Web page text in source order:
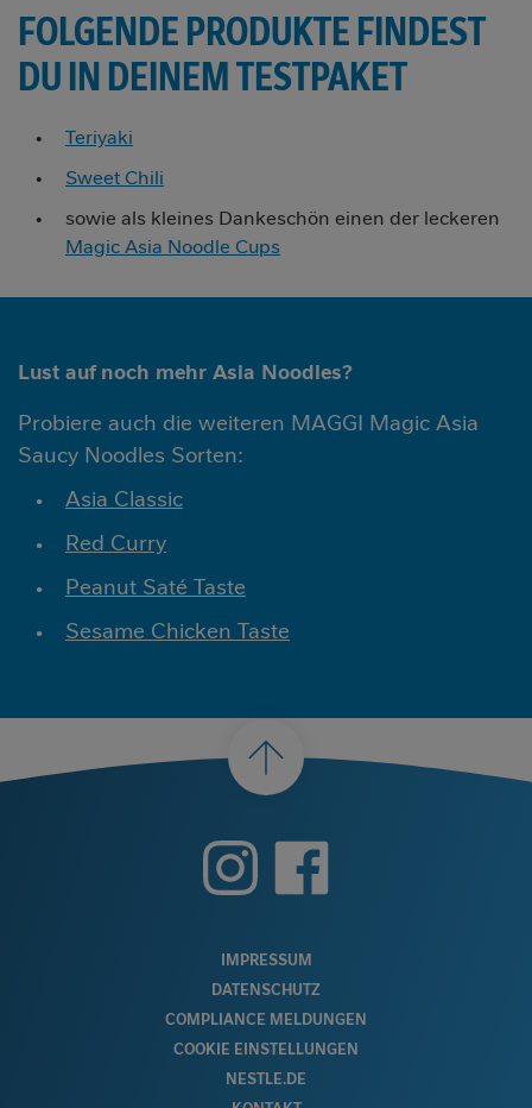
FOLGENDE PRODUKTE FINDEST
DU IN DEINEM TESTPAKET
Teriyaki
Sweet Chili
sowie als kleines Dankeschön einen der leckeren
Magic Asia Noodle Cups
Lust auf noch mehr Asia Noodles?
Probiere auch die weiteren MAGGI Magic Asia
Saucy Noodles Sorten:
Asia Classic
Red Curry
Peanut Saté Taste
Sesame Chicken Taste
nach
oben
IMPRESSUM
DATENSCHUTZ
COMPLIANCE MELDUNGEN
COOKIE EINSTELLUNGEN
NESTLE.DE